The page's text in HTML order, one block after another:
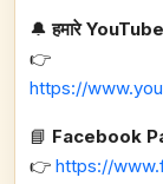
🔔हमारे
👉
https://
📘 Facebook
👉 https://